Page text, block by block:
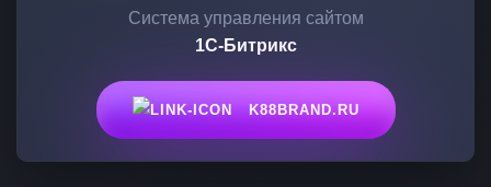
Система управления сайтом
1С-Битрикс
K88BRAND.RU